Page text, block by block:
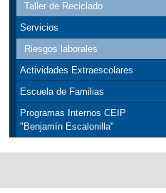
Taller de Reciclado
Servicios
Riesgos laborales
Actividades Extraescolares
Escuela de Familias
Programas Internos CEIP
"Benjamín Escalonilla"